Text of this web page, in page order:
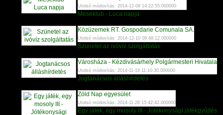
Utolsó módosítás: 2014-12-08 14:22:55.000000
Meseklub - Luca napja
Közüzemek RT. Gospodarie Comunala SA.
Utolsó módosítás: 2014-12-10 09:48:12.000000
Szünetel az ivóvíz szolgáltatás
Városháza - Kézdivásárhely Polgármesteri Hivatala
Utolsó módosítás: 2014-11-19 11:10:30.000000
Jogtanácsos álláshírdetés
Zöld Nap egyesület
Utolsó módosítás: 2014-11-28 15:42:42.000000
Egy játék, egy mosoly III - Jótékonysági játékgyûjtés